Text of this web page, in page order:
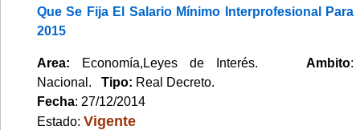
Que Se Fija El Salario Mínimo Interprofesional Para
2015
Area: Economía,Leyes de Interés. Ambito:
Nacional. Tipo: Real Decreto.
Fecha: 27/12/2014
Estado: Vigente